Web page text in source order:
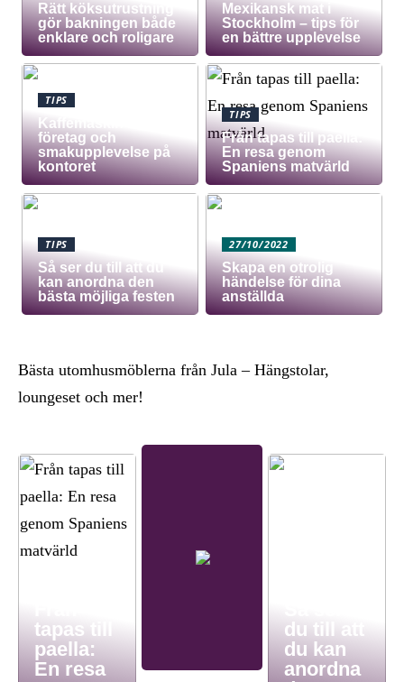
Rätt köksutrustning
gör bakningen både
enklare och roligare
Mexikansk mat i
Stockholm – tips för
en bättre upplevelse
TIPS
Kaffemaskin för
företag och
smakupplevelse på
kontoret
TIPS
Från tapas till paella:
En resa genom
Spaniens matvärld
TIPS
Så ser du till att du
kan anordna den
bästa möjliga festen
27/10/2022
Skapa en otrolig
händelse för dina
anställda
Bästa utomhusmöblerna från Jula – Hängstolar,
loungeset och mer!
tapas till
paella:
En resa
du till att
du kan
anordna